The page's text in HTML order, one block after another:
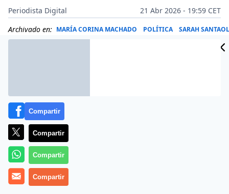
Periodista Digital
21 Abr 2026 - 19:59 CET
Archivado en: MARÍA CORINA MACHADO POLÍTICA SARAH
Compartir
Compartir
Compartir
Compartir